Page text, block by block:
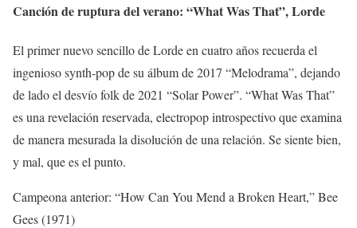
Canción de ruptura del verano: “What Was That”, Lorde
El primer nuevo sencillo de Lorde en cuatro años recuerda el
ingenioso synth-pop de su álbum de 2017 “Melodrama”, dejando
de lado el desvío folk de 2021 “Solar Power”. “What Was That”
es una revelación reservada, electropop introspectivo que examina
de manera mesurada la disolución de una relación. Se siente bien,
y mal, que es el punto.
Campeona anterior: “How Can You Mend a Broken Heart,” Bee
Gees (1971)